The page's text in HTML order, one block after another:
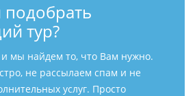
тур?
и мы найдем то, что Вам нужно.
не рассылаем спам и не
услуг. Просто